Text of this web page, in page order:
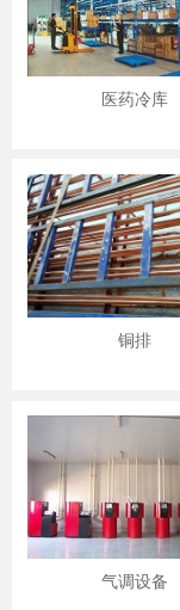
医药冷库
铜排
气调设备